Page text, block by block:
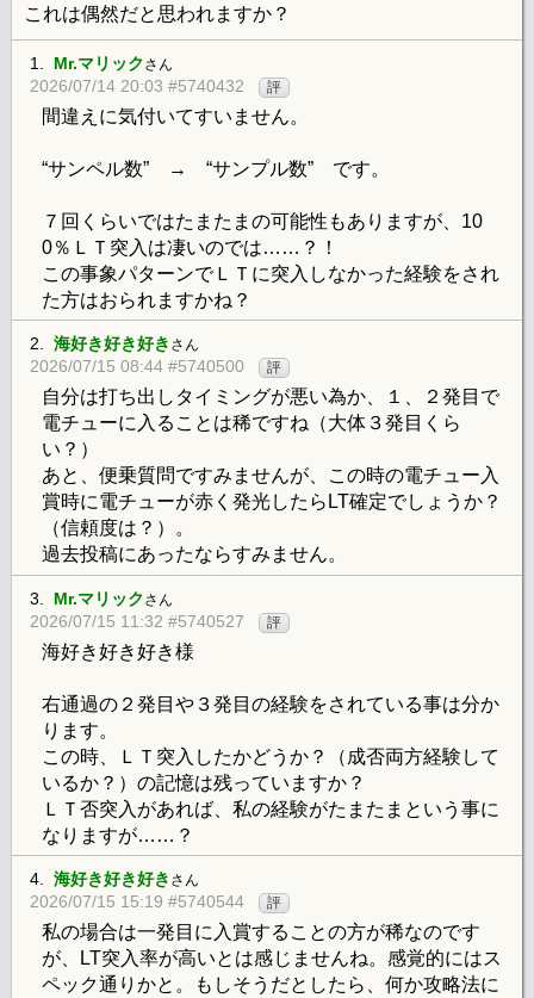
これは偶然だと思われますか？
1. Mr.マリック さん
2026/07/14 20:03 #5740432 評
間違えに気付いてすいません。
“サンペル数” → “サンプル数” です。
７回くらいではたまたまの可能性もありますが、10
0％ＬＴ突入は凄いのでは……？！
この事象パターンでＬＴに突入しなかった経験をされ
た方はおられますかね？
2. 海好き好き好き さん
2026/07/15 08:44 #5740500 評
自分は打ち出しタイミングが悪い為か、１、２発目で
電チューに入ることは稀ですね（大体３発目くら
い？）
あと、便乗質問ですみませんが、この時の電チュー入
賞時に電チューが赤く発光したらLT確定でしょうか？
（信頼度は？）。
過去投稿にあったならすみません。
3. Mr.マリック さん
2026/07/15 11:32 #5740527 評
海好き好き好き様
右通過の２発目や３発目の経験をされている事は分か
ります。
この時、ＬＴ突入したかどうか？（成否両方経験して
いるか？）の記憶は残っていますか？
ＬＴ否突入があれば、私の経験がたまたまという事に
なりますが……？
4. 海好き好き好き さん
2026/07/15 15:19 #5740544 評
私の場合は一発目に入賞することの方が稀なのです
が、LT突入率が高いとは感じませんね。感覚的にはス
ペック通りかと。もしそうだとしたら、何か攻略法に